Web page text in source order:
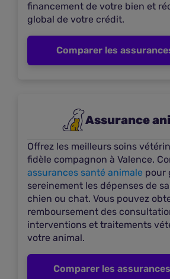
14
À 0,46 km
26000 VALENCE
Voir les offres
15
Lelong & mennetrier
général AXA
33 Boulevard d'Alsace
26000 VALENCE
Voir les offres
Agence MCD mutuelle
financement de votre bien et
global de votre crédit.
Comparer les
Assurance
Offrez les meilleurs soins
fidèle compagnon à Valence.
assurances santé animale pour
sereinement les dépenses de
chien ou chat. Vous pouvez
remboursement des
interventions et traitements
votre animal.
Comparer les